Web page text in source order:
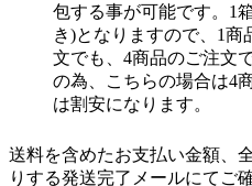
包する事が可能です。1
き)となりますので、1商
文でも、4商品のご注文
の為、こちらの場合は4
は割安になります。
送料を含めたお支払い金額、
りする発送完了メールにてご